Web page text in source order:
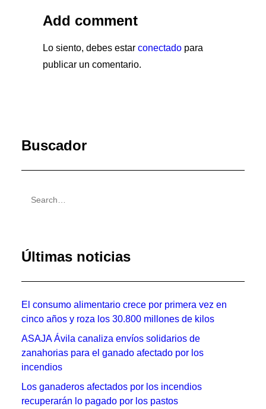
Add comment
Lo siento, debes estar conectado para
publicar un comentario.
Buscador
Últimas noticias
El consumo alimentario crece por primera vez en
cinco años y roza los 30.800 millones de kilos
ASAJA Ávila canaliza envíos solidarios de
zanahorias para el ganado afectado por los
incendios
Los ganaderos afectados por los incendios
recuperarán lo pagado por los pastos